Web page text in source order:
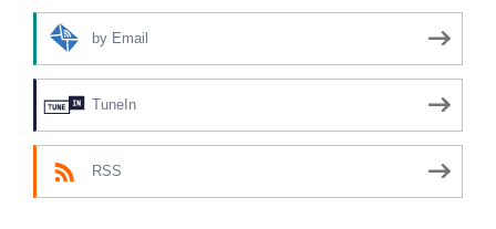
by Email
TuneIn
RSS